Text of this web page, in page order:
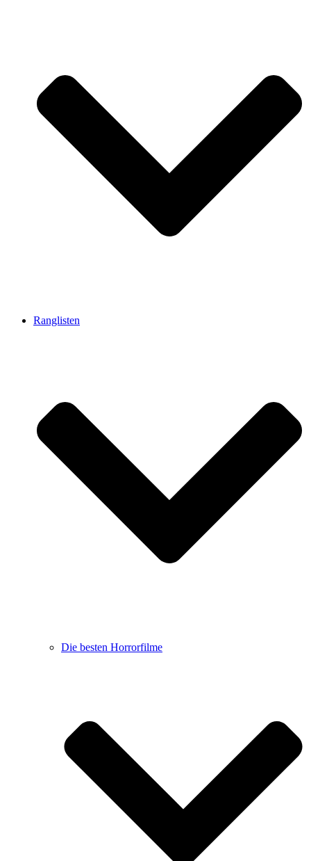
Ranglisten
Die besten Horrorfilme